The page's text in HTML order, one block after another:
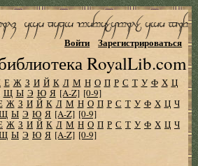
RoyalLib.com
Войти Зарегистрироваться
Е Ж З И Й К Л М Н О П Р С Т У Ф Х Ц
Щ Ы Э Ю Я [A-Z] [0-9]
Ж З И Й К Л М Н О П Р С Т У Ф Х Ц Ч
Ы Э Ю Я [A-Z] [0-9]
Ж З И Й К Л М Н О П Р С Т У Ф Х Ц Ч
Ы Э Ю Я [A-Z] [0-9]